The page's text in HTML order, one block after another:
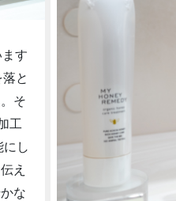
す
と
そ
工
し
え
な